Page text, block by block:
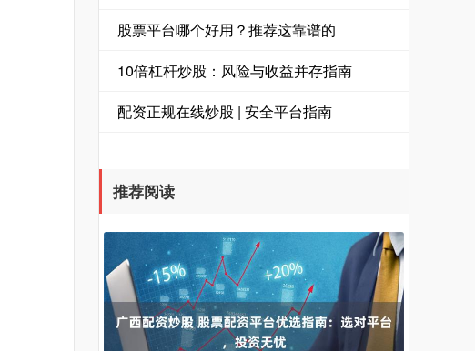
股票平台哪个好用？推荐这靠谱的
10倍杠杆炒股：风险与收益并存指南
配资正规在线炒股 | 安全平台指南
推荐阅读